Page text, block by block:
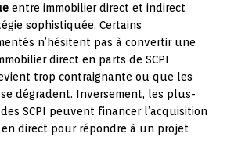
entre immobilier direct et indirect
sophistiquée. Certains
n’hésitent pas à convertir une
direct en parts de SCPI
trop contraignante ou que les
dégradent. Inversement, les plus-
SCPI peuvent financer l’acquisition
en direct pour répondre à un projet